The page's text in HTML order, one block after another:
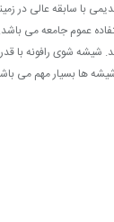
با سابقه عالی در
عموم جامعه می
شوی رافونه با
ها بسیار مهم می